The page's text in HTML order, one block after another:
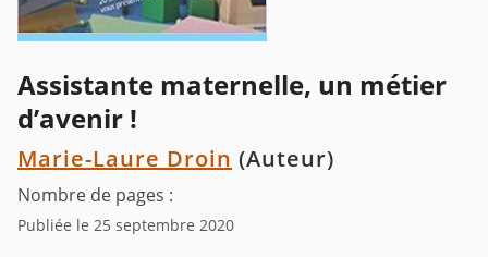
Assistante maternelle, un métier
d’avenir !
Marie-Laure Droin (Auteur)
Nombre de pages :
Publiée le 25 septembre 2020